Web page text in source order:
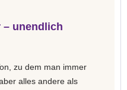
– unendlich
zu dem man immer
alles andere als